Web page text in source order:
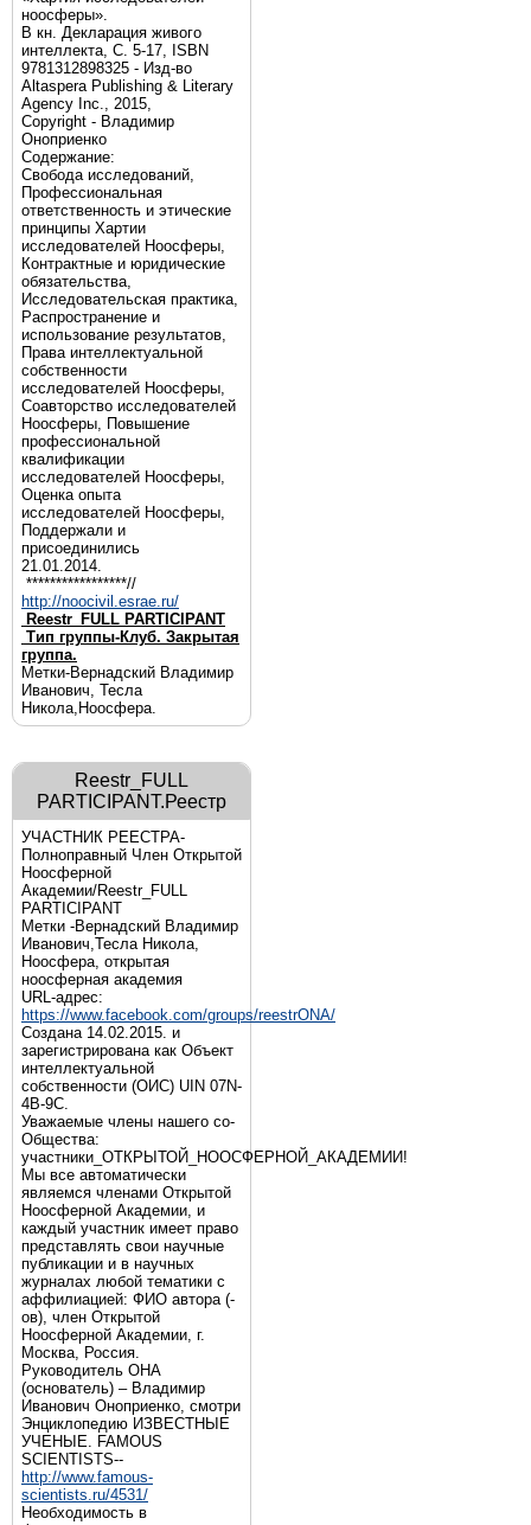
ноосферы».
В кн. Декларация живого
интеллекта, С. 5-17, ISBN
9781312898325 - Изд-во
Altaspera Publishing & Literary
Agency Inc., 2015,
Copyright - Владимир
Оноприенко
Содержание:
Свобода исследований,
Профессиональная
ответственность и этические
принципы Хартии
исследователей Ноосферы,
Контрактные и юридические
обязательства,
Исследовательская практика,
Распространение и
использование результатов,
Права интеллектуальной
собственности
исследователей Ноосферы,
Соавторство исследователей
Ноосферы, Повышение
профессиональной
квалификации
исследователей Ноосферы,
Оценка опыта
исследователей Ноосферы,
Поддержали и
присоединились
21.01.2014.
*****************//
http://noocivil.esrae.ru/
Reestr_FULL PARTICIPANT
Тип группы-Клуб. Закрытая
группа.
Метки-Вернадский Владимир
Иванович, Тесла
Никола,Ноосфера.
Reestr_FULL
PARTICIPANT.Реестр
УЧАСТНИК РЕЕСТРА-
Полноправный Член Открытой
Ноосферной
Академии/Reestr_FULL
PARTICIPANT
Метки -Вернадский Владимир
Иванович,Тесла Никола,
Ноосфера, открытая
ноосферная академия
URL-адрес:
https://www.facebook.com/groups/reestrONA/
Создана 14.02.2015. и
зарегистрирована как Объект
интеллектуальной
собственности (ОИС) UIN 07N-
4B-9C.
Уважаемые члены нашего со-
Общества:
участники_ОТКРЫТОЙ_НООСФЕРНОЙ_АКАДЕМИИ!
Мы все автоматически
являемся членами Открытой
Ноосферной Академии, и
каждый участник имеет право
представлять свои научные
публикации и в научных
журналах любой тематики с
аффилиацией: ФИО автора (-
ов), член Открытой
Ноосферной Академии, г.
Москва, Россия.
Руководитель ОНА
(основатель) – Владимир
Иванович Оноприенко, смотри
Энциклопедию ИЗВЕСТНЫЕ
УЧЕНЫЕ. FAMOUS
SCIENTISTS--
http://www.famous-
scientists.ru/4531/
Необходимость в